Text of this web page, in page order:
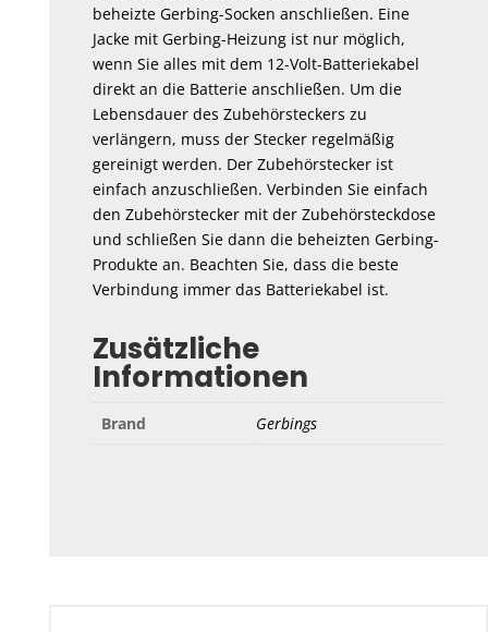
beheizte Gerbing-Socken anschließen. Eine
Jacke mit Gerbing-Heizung ist nur möglich,
wenn Sie alles mit dem 12-Volt-Batteriekabel
direkt an die Batterie anschließen. Um die
Lebensdauer des Zubehörsteckers zu
verlängern, muss der Stecker regelmäßig
gereinigt werden. Der Zubehörstecker ist
einfach anzuschließen. Verbinden Sie einfach
den Zubehörstecker mit der Zubehörsteckdose
und schließen Sie dann die beheizten Gerbing-
Produkte an. Beachten Sie, dass die beste
Verbindung immer das Batteriekabel ist.
Zusätzliche
Informationen
Brand Gerbings